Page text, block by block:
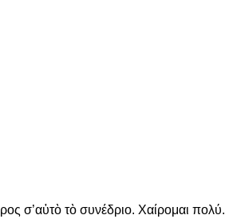
σ’αὐτὸ τὸ συνέδριο. Χαίρομαι πολύ.